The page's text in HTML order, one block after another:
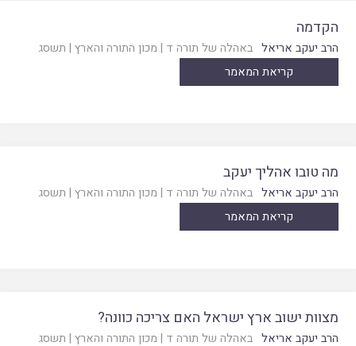
הקדמה
הרב יעקב אריאל באהלה של תורה ד | מכון התורה והארץ | תשסג
קריאת המאמר
מה טובו אהליך יעקב
הרב יעקב אריאל באהלה של תורה ד | מכון התורה והארץ | תשסג
קריאת המאמר
מצוות ישוב ארץ ישראל האם צריכה כוונה?
הרב יעקב אריאל באהלה של תורה ד | מכון התורה והארץ | תשסג